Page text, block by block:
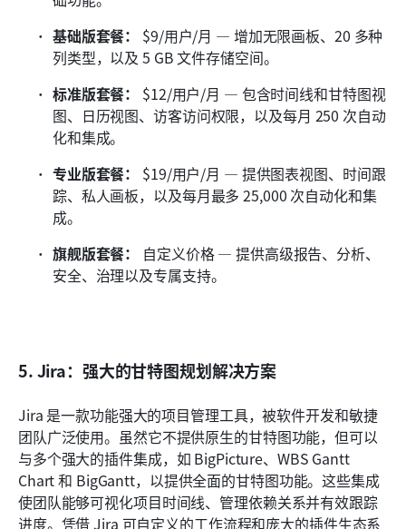
基础版套餐：
$9/用户/月 — 增加无限画板、20 多种
列类型，以及 5 GB 文件存储空间。
标准版套餐：
$12/用户/月 — 包含时间线和甘特图视
图、日历视图、访客访问权限，以及每月 250 次自动
化和集成。
专业版套餐：
$19/用户/月 — 提供图表视图、时间跟
踪、私人画板，以及每月最多 25,000 次自动化和集
成。
旗舰版套餐：
自定义价格 — 提供高级报告、分析、
安全、治理以及专属支持。
5. Jira：强大的甘特图规划解决方案
Jira 是一款功能强大的项目管理工具，被软件开发和敏捷
团队广泛使用。虽然它不提供原生的甘特图功能，但可以
与多个强大的插件集成，如 BigPicture、WBS Gantt
Chart 和 BigGantt，以提供全面的甘特图功能。这些集成
使团队能够可视化项目时间线、管理依赖关系并有效跟踪
进度。凭借 Jira 可自定义的工作流程和庞大的插件生态系